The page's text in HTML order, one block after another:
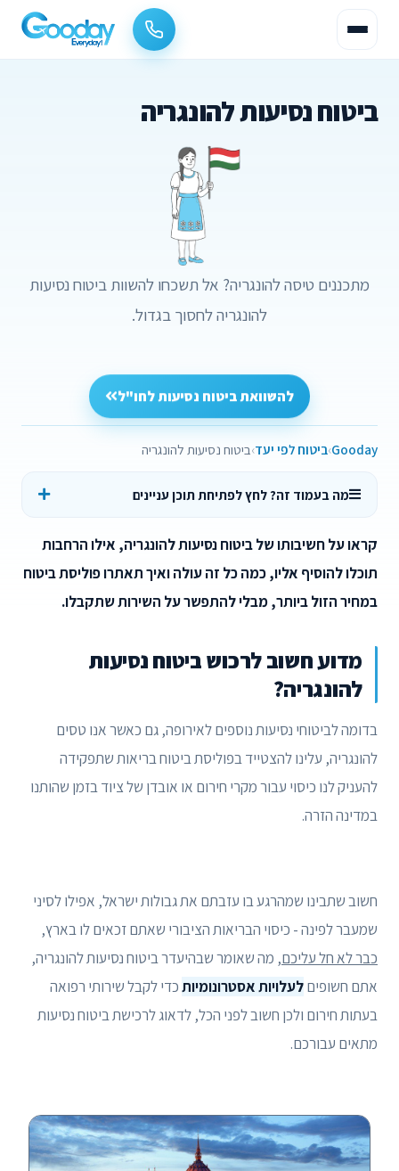
ביטוח נסיעות להונגריה
מתכננים טיסה להונגריה? אל תשכחו להשוות ביטוח נסיעות
להונגריה לחסוך בגדול.
להשוואת ביטוח נסיעות לחו"ל
Gooday ביטוח לפי יעד ביטוח נסיעות להונגריה
מה בעמוד זה? לחץ לפתיחת תוכן עניינים
קראו על חשיבותו של ביטוח נסיעות להונגריה, אילו הרחבות
תוכלו להוסיף אליו, כמה כל זה עולה ואיך תאתרו פוליסת ביטוח
במחיר הזול ביותר, מבלי להתפשר על השירות שתקבלו.
מדוע חשוב לרכוש ביטוח נסיעות
להונגריה?
בדומה לביטוחי נסיעות נוספים לאירופה, גם כאשר אנו טסים
להונגריה, עלינו להצטייד בפוליסת ביטוח בריאות שתפקידה
להעניק לנו כיסוי עבור מקרי חירום או אובדן של ציוד בזמן שהותנו
במדינה הזרה.
חשוב שתבינו שמהרגע בו עזבתם את גבולות ישראל, אפילו לסיני
שמעבר לפינה - כיסוי הבריאות הציבורי שאתם זכאים לו בארץ,
כבר לא חל עליכם, מה שאומר שבהיעדר ביטוח נסיעות להונגריה,
אתם חשופיםלעלויות אסטרונומיותכדי לקבל שירותי רפואה
בעתות חירום ולכן חשוב לפני הכל, לדאוג לרכישת ביטוח נסיעות
מתאים עבורכם.